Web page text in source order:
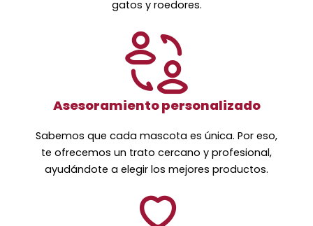
gatos y roedores.
Asesoramiento personalizado
Sabemos que cada mascota es única. Por eso,
te ofrecemos un trato cercano y profesional,
ayudándote a elegir los mejores productos.